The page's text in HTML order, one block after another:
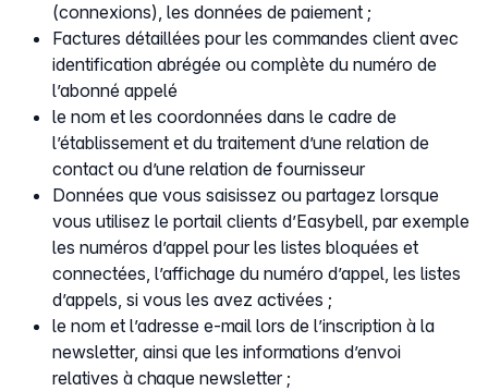
(connexions), les données de paiement ;
Factures détaillées pour les commandes client avec
identification abrégée ou complète du numéro de
l’abonné appelé
le nom et les coordonnées dans le cadre de
l’établissement et du traitement d’une relation de
contact ou d’une relation de fournisseur
Données que vous saisissez ou partagez lorsque
vous utilisez le portail clients d’Easybell, par exemple
les numéros d’appel pour les listes bloquées et
connectées, l’affichage du numéro d’appel, les listes
d’appels, si vous les avez activées ;
le nom et l’adresse e-mail lors de l’inscription à la
newsletter, ainsi que les informations d’envoi
relatives à chaque newsletter ;